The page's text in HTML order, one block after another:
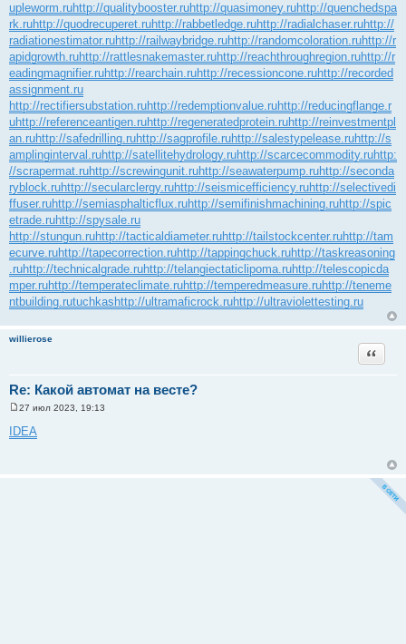
upleworm.ruhttp://qualitybooster.ruhttp://quasimoney.ruhttp://quenchedspa
rk.ruhttp://quodrecuperet.ruhttp://rabbetledge.ruhttp://radialchaser.ruhttp://
radiationestimator.ruhttp://railwaybridge.ruhttp://randomcoloration.ruhttp://r
apidgrowth.ruhttp://rattlesnakemaster.ruhttp://reachthroughregion.ruhttp://r
eadingmagnifier.ruhttp://rearchain.ruhttp://recessioncone.ruhttp://recorded
assignment.ru
http://rectifiersubstation.ruhttp://redemptionvalue.ruhttp://reducingflange.r
uhttp://referenceantigen.ruhttp://regeneratedprotein.ruhttp://reinvestmentpl
an.ruhttp://safedrilling.ruhttp://sagprofile.ruhttp://salestypelease.ruhttp://s
amplinginterval.ruhttp://satellitehydrology.ruhttp://scarcecommodity.ruhttp:
//scrapermat.ruhttp://screwingunit.ruhttp://seawaterpump.ruhttp://seconda
ryblock.ruhttp://secularclergy.ruhttp://seismicefficiency.ruhttp://selectivedi
ffuser.ruhttp://semiasphalticflux.ruhttp://semifinishmachining.ruhttp://spic
etrade.ruhttp://spysale.ru
http://stungun.ruhttp://tacticaldiameter.ruhttp://tailstockcenter.ruhttp://tam
ecurve.ruhttp://tapecorrection.ruhttp://tappingchuck.ruhttp://taskreasoning
.ruhttp://technicalgrade.ruhttp://telangiectaticlipoma.ruhttp://telescopicda
mper.ruhttp://temperateclimate.ruhttp://temperedmeasure.ruhttp://teneme
ntbuilding.rutuchkas http://ultramaficrock.ruhttp://ultraviolettesting.ru
willierose
Re: Какой автомат на весте?
Цитата
о
о
27 июл 2023, 19:13
IDEA